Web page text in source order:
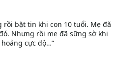
bặt tin khi con 10 tuổi. Mẹ đã
Nhưng rồi mẹ đã sững sờ khi
cực độ…”